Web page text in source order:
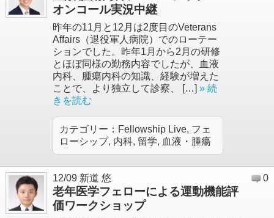
オンコール実況中継
昨年の11月と12月は2度目のVeterans
Affairs（退役軍人病院）でのローテー
ションでした。昨年1月から2月の研修
とほぼ同様の勤務内容でしたが、血液
内科、腫瘍内科の知識、経験が増えた
ことで、より独立して診察、 […] » 続
きを読む
カテゴリー： Fellowship Live, フェ
ローシップ, 内科, 留学, 血液・腫瘍
12/09 新道 悠
老年医学フェローによる運動機能評
価ワークショップ
0